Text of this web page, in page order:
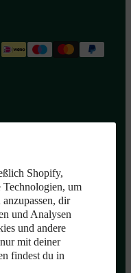
Shopify,
um
dir
und Analysen
und andere
mit deiner
findest du in